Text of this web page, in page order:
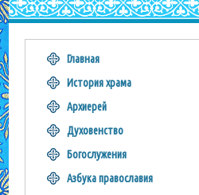
Главная
История храма
Архиерей
Духовенство
Богослужения
Азбука православия